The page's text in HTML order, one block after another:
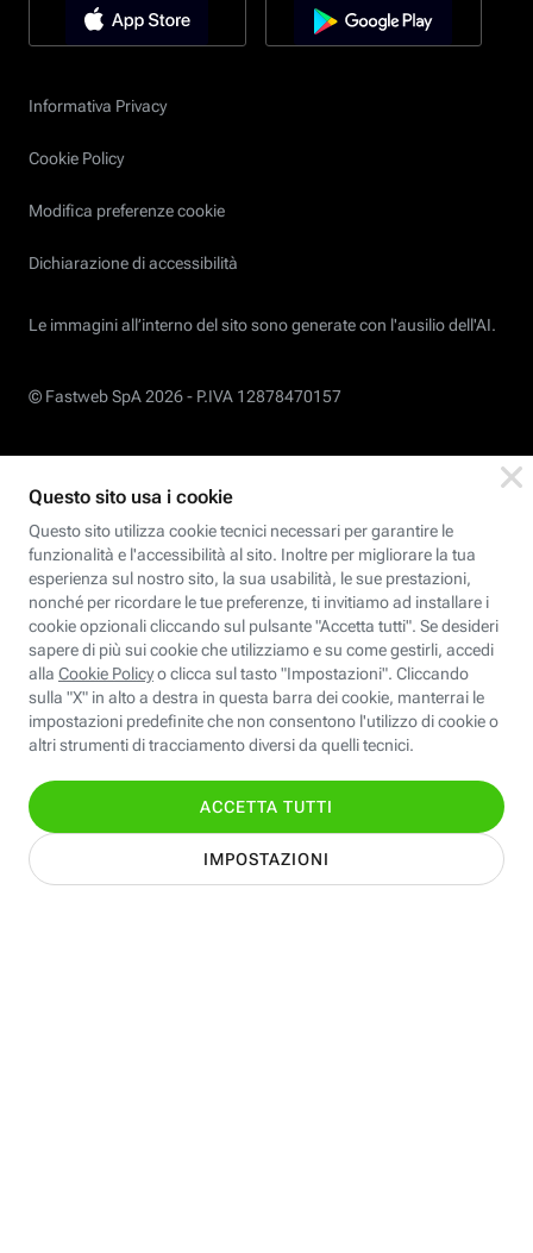
Informativa Privacy
Cookie Policy
Modifica preferenze cookie
Dichiarazione di accessibilità
Le immagini all’interno del sito sono generate con l'ausilio dell'AI.
© Fastweb SpA 2026 - P.IVA 12878470157